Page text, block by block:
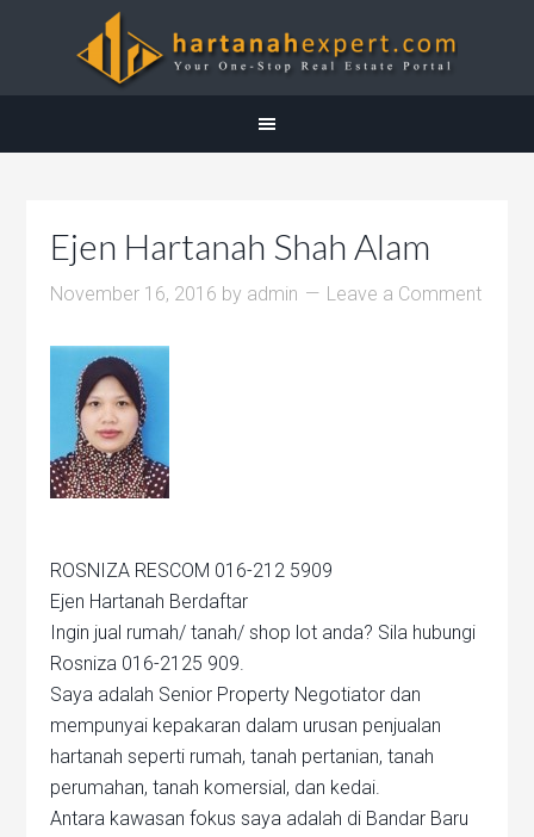
Ejen Hartanah Shah Alam
November 16, 2016 by admin Leave a Comment
ROSNIZA RESCOM 016-212 5909
Ejen Hartanah Berdaftar
Ingin jual rumah/ tanah/ shop lot anda? Sila hubungi
Rosniza 016-2125 909.
Saya adalah Senior Property Negotiator dan
mempunyai kepakaran dalam urusan penjualan
hartanah seperti rumah, tanah pertanian, tanah
perumahan, tanah komersial, dan kedai.
Antara kawasan fokus saya adalah di Bandar Baru